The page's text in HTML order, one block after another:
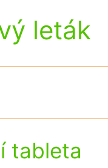
leták
tableta